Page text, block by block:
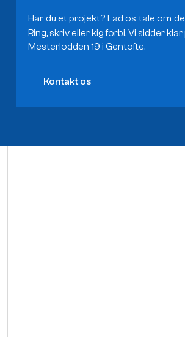
Har du etprojekt? Lad os tale om
Ring, skriv eller kig forbi. Vi sidder klar
Mesterlodden 19 i Gentofte.
Kontakt os